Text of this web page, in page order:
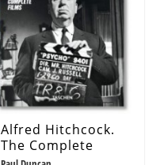
Alfred Hitchcock.
The Complete
Films